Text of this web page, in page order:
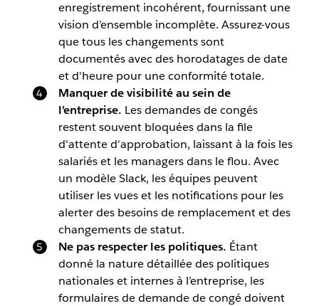
enregistrement incohérent, fournissant une
vision d’ensemble incomplète. Assurez-vous
que tous les changements sont
documentés avec des horodatages de date
et d'heure pour une conformité totale.
Manquer de visibilité au sein de
l’entreprise. Les demandes de congés
restent souvent bloquées dans la file
d'attente d'approbation, laissant à la fois les
salariés et les managers dans le flou. Avec
un modèle Slack, les équipes peuvent
utiliser les vues et les notifications pour les
alerter des besoins de remplacement et des
changements de statut.
Ne pas respecter les politiques. Étant
donné la nature détaillée des politiques
nationales et internes à l’entreprise, les
formulaires de demande de congé doivent